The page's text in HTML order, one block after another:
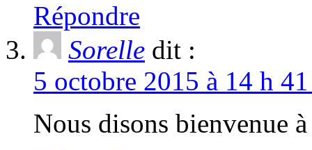
Répondre
Sorelle dit :
5 octobre 2015 à 14 h
Nous disons bienvenue